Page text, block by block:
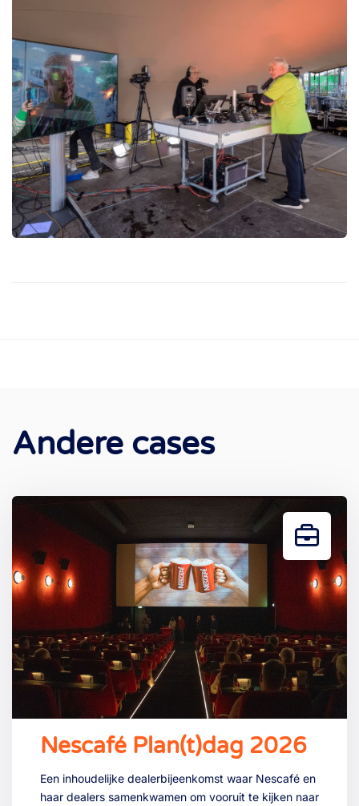
Andere cases
Nescafé Plan(t)dag 2026
Een inhoudelijke dealerbijeenkomst waar Nescafé en
haar dealers samenkwamen om vooruit te kijken naar